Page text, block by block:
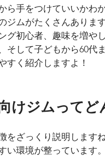
ら手をつけていいかわ
ジムがたくさんありま
グ初心者、趣味を増や
そして子どもから60代
すく紹介しますよ！
けジムってど
をざっくり説明します
い環境が整っています